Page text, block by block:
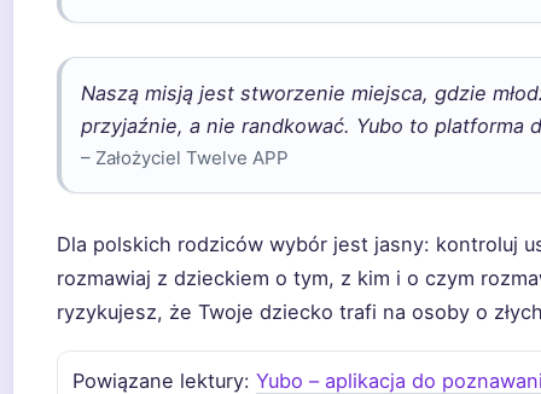
Naszą misją jest stworzenie miejsca, gdzie
przyjaźnie, a nie randkować. Yubo to platforma
– Założyciel Twelve APP
Dla polskich rodziców wybór jest jasny: kontroluj
rozmawiaj z dzieckiem o tym, z kim i o czym
ryzykujesz, że Twoje dziecko trafi na osoby o
Powiązane lektury:Yubo – aplikacja do